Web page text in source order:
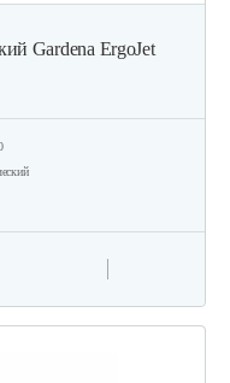
Gardena ErgoJet